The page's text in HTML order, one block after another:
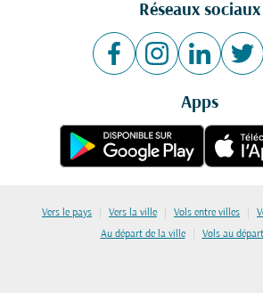
Réseaux sociaux
Apps
Vers le pays | Vers la ville | Vols entre villes |
Au départ de la ville | Vols au